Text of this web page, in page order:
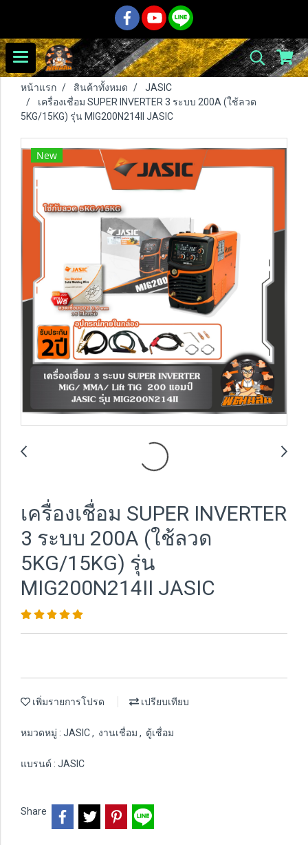
หน้าแรก สินค้าทั้งหมด
JASIC
เครื่องเชื่อม SUPER INVERTER 3 ระบบ 200A (ใช้ลวด
5KG/15KG) รุ่น MIG200N214II JASIC
New
เครื่องเชื่อม SUPER INVERTER
3 ระบบ 200A (ใช้ลวด
5KG/15KG) รุ่น
MIG200N214II JASIC
เพิ่มรายการโปรด เปรียบเทียบ
หมวดหมู่ : JASIC, งานเชื่อม , ตู้เชื่อม
แบรนด์ : JASIC
Share